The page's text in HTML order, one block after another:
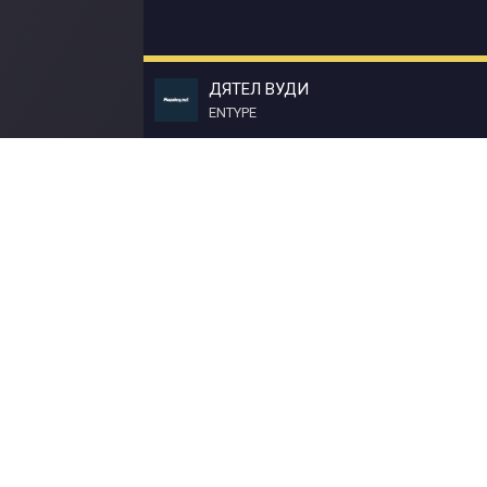
ДЯТЕЛ ВУДИ
ENTYPE